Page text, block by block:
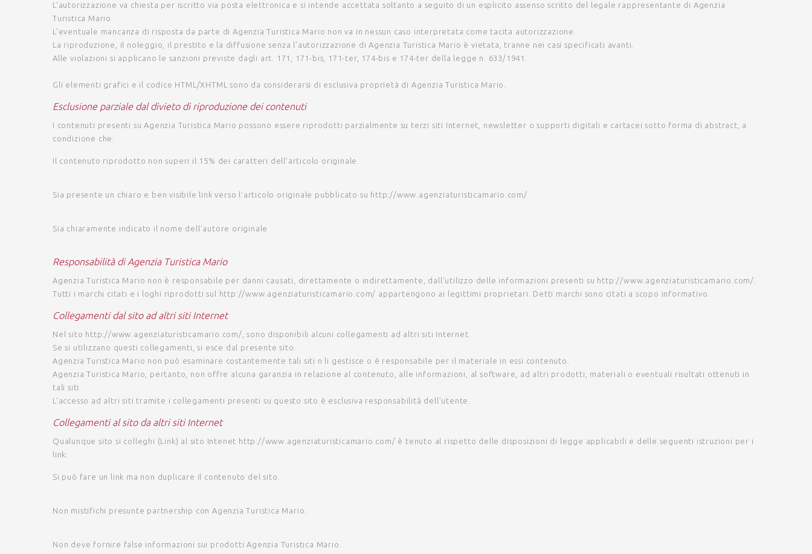
L’autorizzazione va chiesta per iscritto via posta elettronica e si intende accettata soltanto a seguito di un esplicito assenso scritto del legale rappresentante di Agenzia
Turistica Mario
L’eventuale mancanza di risposta da parte di Agenzia Turistica Mario non va in nessun caso interpretata come tacita autorizzazione.
La riproduzione, il noleggio, il prestito e la diffusione senza l’autorizzazione diAgenzia Turistica Mario è vietata, tranne nei casi specificati avanti.
Alle violazioni si applicano le sanzioni previste dagli art. 171, 171-bis, 171-ter, 174-bis e 174-ter della legge n. 633/1941.
Gli elementi grafici e il codice HTML/XHTML sono da considerarsi di esclusiva proprietà di Agenzia Turistica Mario
Esclusione parziale dal divieto di riproduzione dei contenuti
I contenuti presenti suAgenzia Turistica Mario possono essere riprodotti parzialmente su terzi siti Internet, newsletter o supporti digitali e cartacei sotto forma di abstract, a
condizione che:
Il contenuto riprodotto non superi il 15% dei caratteri dell’articolo originale
Sia presente un chiaro e ben visibile link verso l’articolo originale pubblicato su http://www.agenziaturisticamario.com/
Sia chiaramente indicato il nome dell’autore originale
Responsabilità di Agenzia Turistica Mario
Agenzia Turistica Mario non è responsabile per danni causati, direttamente o indirettamente, dall’utilizzo delle informazioni presenti su http://www.agenziaturisticamario.com/
Tutti i marchi citati e i loghi riprodotti sul
http://www.agenziaturisticamario.com/ appartengono ai legittimi proprietari. Detti marchi sono citati a scopo informativo.
Collegamenti dal sito ad altri siti Internet
Nel sito http://www.agenziaturisticamario.com/ , sono disponibili alcuni collegamenti ad altri siti Internet.
Se si utilizzano questi collegamenti, si esce dal presente sito.
Agenzia Turistica Mario non può esaminare costantemente tali siti n li gestisce o è responsabile per il materiale in essi contenuto
Agenzia Turistica Mario
, pertanto, non offre alcuna garanzia in relazione al contenuto, alle informazioni, al software, ad altri prodotti, materiali o eventuali risultati ottenuti in
tali siti.
L’accesso ad altri siti tramite i collegamenti presenti su questo sito è esclusiva responsabilità dell’utente.
Collegamenti al sito da altri siti Internet
Qualunque sito si colleghi (Link) al sito Intenet http://www.agenziaturisticamario.com/ è tenuto al rispetto delle disposizioni di legge applicabili e delle seguenti istruzioni per i
link:
Si può fare un link ma non duplicare il contenuto del sito.
Non mistifichi presunte partnership con Agenzia Turistica Mario
Non deve fornire false informazioni sui prodottiAgenzia Turistica Mario